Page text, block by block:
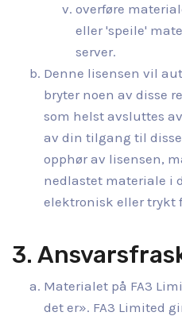
overføre
eller 'speile'
server.
Denne lisensen vil
bryter noen av disse
som helst avsluttes
av din tilgang til
opphør av lisensen,
nedlastet materiale i
elektronisk eller trykt
3.
Materialet på FA3
det er». FA3 Limited